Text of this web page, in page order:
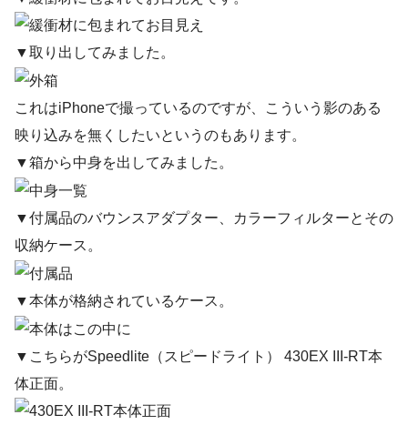
▼取り出してみました。
これはiPhoneで撮っているのですが、こういう影のある
映り込みを無くしたいというのもあります。
▼箱から中身を出してみました。
▼付属品のバウンスアダプター、カラーフィルターとその
収納ケース。
▼本体が格納されているケース。
▼こちらがSpeedlite（スピードライト） 430EX III-RT本
体正面。